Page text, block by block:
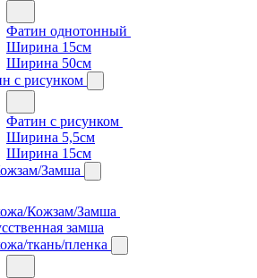
Фатин однотонный
Ширина 15см
Ширина 50см
с рисунком
Фатин с рисунком
Ширина 5,5см
Ширина 15см
Замша
Кожзам/Замша
замша
ткань/пленка